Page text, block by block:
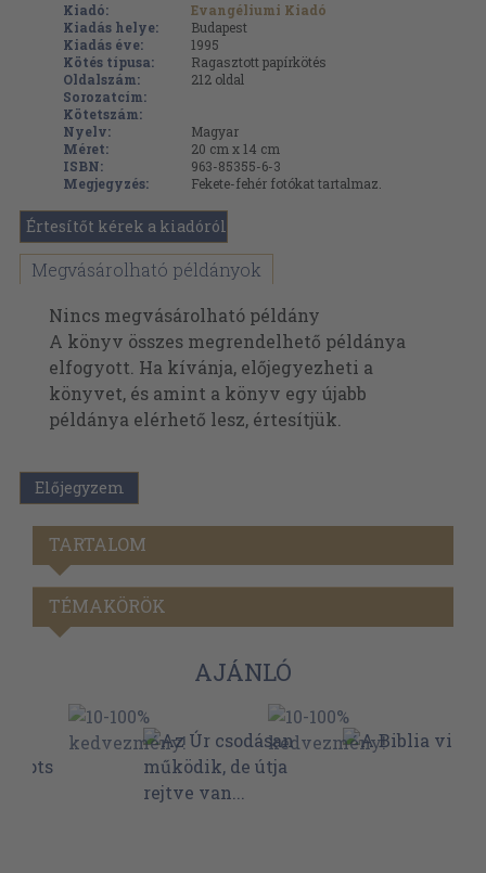
Kiadó:
Evangéliumi Kiadó
Kiadás helye:
Budapest
Kiadás éve:
1995
Kötés típusa:
Ragasztott papírkötés
Oldalszám:
212 oldal
Sorozatcím:
Kötetszám:
Nyelv:
Magyar
Méret:
20 cm x 14 cm
ISBN:
963-85355-6-3
Megjegyzés:
Fekete-fehér fotókat tartalmaz.
Értesítőt kérek a kiadóról
Megvásárolható példányok
Nincs megvásárolható példány
A könyv összes megrendelhető példánya
elfogyott. Ha kívánja, előjegyezheti a
könyvet, és amint a könyv egy újabb
példánya elérhető lesz, értesítjük.
Előjegyzem
TARTALOM
TÉMAKÖRÖK
AJÁNLÓ